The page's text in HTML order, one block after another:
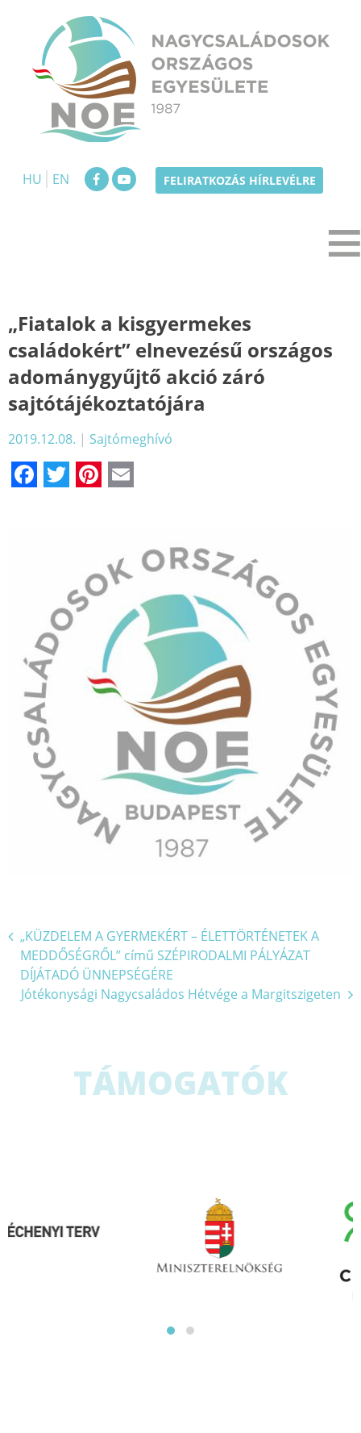
content
HU
EN FELIRATKOZÁS HÍRLEVÉLRE
„Fiatalok a kisgyermekes
családokért” elnevezésű országos
adománygyűjtő akció záró
sajtótájékoztatójára
2019.12.08. | Sajtómeghívó
Facebook
TwitterPinterest
Bejegyzés
navigáció
„KÜZDELEM A GYERMEKÉRT – ÉLETTÖRTÉNETEK A
MEDDŐSÉGRŐL” című SZÉPIRODALMI PÁLYÁZAT
DÍJÁTADÓ ÜNNEPSÉGÉRE
Jótékonysági Nagycsaládos Hétvége a Margitszigeten
TÁMOGATÓK